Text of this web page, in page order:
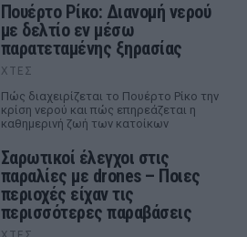
Πουέρτο Ρίκο: Διανομή νερού
με δελτίο εν μέσω
παρατεταμένης ξηρασίας
ΧΤΕΣ
Πώς διαχειρίζεται το Πουέρτο Ρίκο την
κρίση νερού και πώς επηρεάζεται η
καθημερινή ζωή των κατοίκων
Σαρωτικοί έλεγχοι στις
παραλίες με drones – Ποιες
περιοχές είχαν τις
περισσότερες παραβάσεις